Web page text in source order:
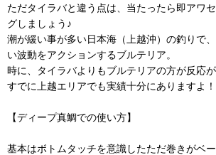
ただタイラバと違う点は、当たったら即アワ
グしましょう♪
潮が緩い事が多い日本海（上越沖）の釣りで
い波動をアクションするブルテリア。
時に、タイラバよりもブルテリアの方が反応が
すでに上越エリアでも実績十分にありますよ！
【ディープ真鯛での使い方】
基本はボトムタッチを意識したただ巻きがベー